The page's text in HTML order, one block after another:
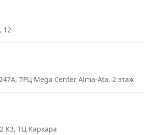
12
ТРЦ Mega Center Alma-Ata, 2 этаж
К3, ТЦ Каркара